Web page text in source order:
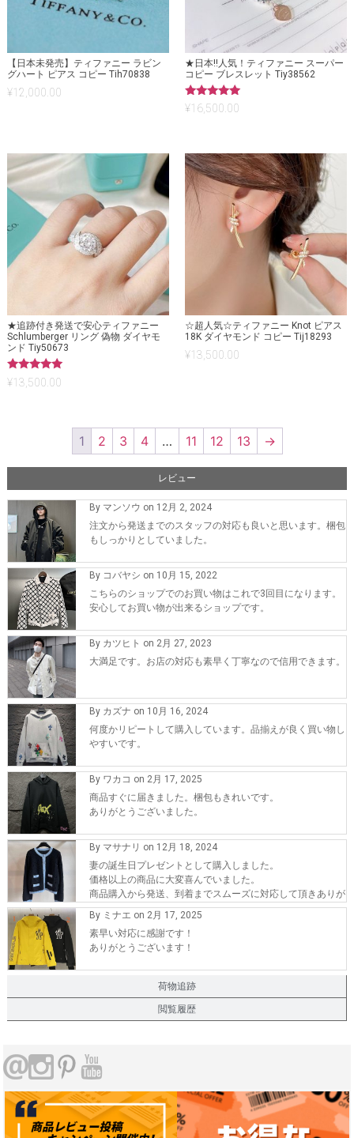
【日本未発売】ティファニー ラビン
グハート ピアス コピー Tih70838
¥12,000.00
★日本!!人気！ティファニー スーパー
コピー ブレスレット Tiy38562
5段階中
5.00
¥16,500.00
★追跡付き発送で安心ティファニー
Schlumberger リング 偽物 ダイヤモ
ンド Tiy50673
5段階中
5.00
¥13,500.00
☆超人気☆ティファニー Knot ピアス
18K ダイヤモンド コピー Tij18293
¥13,500.00
1 2 3 4 … 11 12 13 →
レビュー
荷物追跡
閲覧履歴
By マンソウ on 12月 2, 2024
注文から発送までのスタッフの対応も良いと思います。梱包
もしっかりとしていました。
By コバヤシ on 10月 15, 2022
こちらのショップでのお買い物はこれで3回目になります。
安心してお買い物が出来るショップです。
By カツヒト on 2月 27, 2023
大満足です。お店の対応も素早く丁寧なので信用できます。
By カズナ on 10月 16, 2024
何度かリピートして購入しています。品揃えが良く買い物し
やすいです。
By ワカコ on 2月 17, 2025
商品すぐに届きました。梱包もきれいです。
ありがとうございました。
By マサナリ on 12月 18, 2024
妻の誕生日プレゼントとして購入しました。
価格以上の商品に大変喜んでいました。
商品購入から発送、到着までスムーズに対応して頂きありが
とうございます。
また、機会が有れば購入したいです。
By ミナエ on 2月 17, 2025
素早い対応に感謝です！
ありがとうございます！